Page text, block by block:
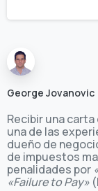
George Jovanovic
Recibir una
una de las
dueño de
de impuestos
penalidades por
«Failure to Pay»